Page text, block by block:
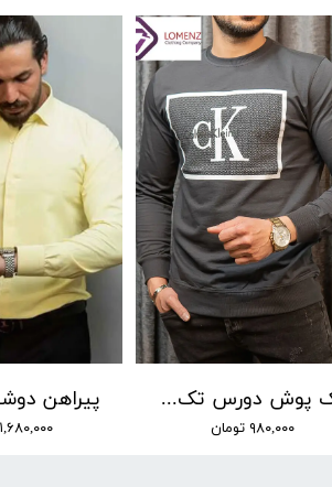
۱,۶۸۰,۰۰۰ تومان
تک پوش دورس تک نخ پاییزه طرح CK 05
۹۸۰,۰۰۰ تومان